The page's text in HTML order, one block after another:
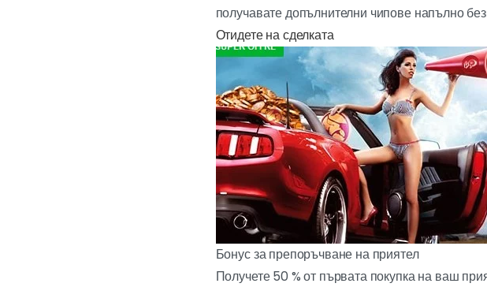
получавате допълнителни чипове напълно
Отидете на сделката
Бонус за препоръчване на приятел
Получете 50 % от първата покупка на ваш